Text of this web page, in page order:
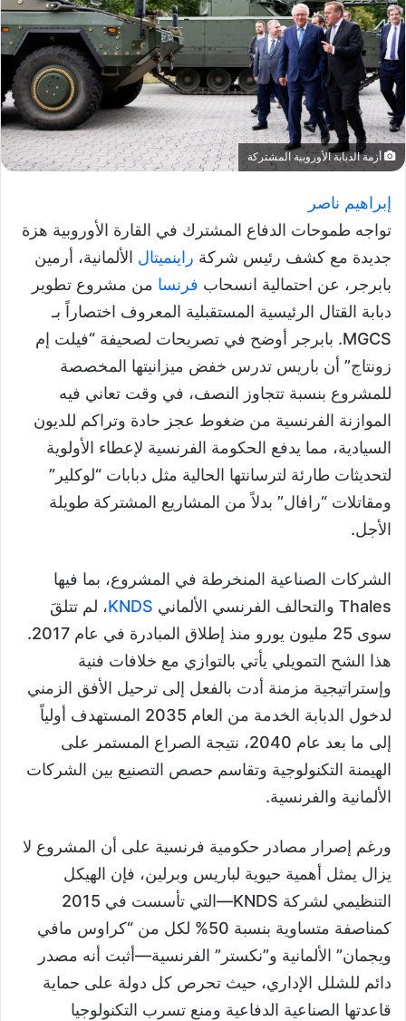
أزمة الدبابة الأوروبية المشتركة
إبراهيم ناصر
تواجه طموحات الدفاع المشترك في القارة الأوروبية هزة
جديدة مع كشف رئيس شركة راينميتال الألمانية، أرمين
بابرجر، عن احتمالية انسحاب فرنسا من مشروع تطوير
دبابة القتال الرئيسية المستقبلية المعروف اختصاراً بـ
MGCS. بابرجر أوضح في تصريحات لصحيفة “فيلت إم
زونتاج” أن باريس تدرس خفض ميزانيتها المخصصة
للمشروع بنسبة تتجاوز النصف، في وقت تعاني فيه
الموازنة الفرنسية من ضغوط عجز حادة وتراكم للديون
السيادية، مما يدفع الحكومة الفرنسية لإعطاء الأولوية
لتحديثات طارئة لترسانتها الحالية مثل دبابات “لوكلير”
ومقاتلات “رافال” بدلاً من المشاريع المشتركة طويلة
الأجل.
الشركات الصناعية المنخرطة في المشروع، بما فيها
Thales والتحالف الفرنسي الألماني
KNDS، لم تتلقَ
سوى 25 مليون يورو منذ إطلاق المبادرة في عام 2017.
هذا الشح التمويلي يأتي بالتوازي مع خلافات فنية
وإستراتيجية مزمنة أدت بالفعل إلى ترحيل الأفق الزمني
لدخول الدبابة الخدمة من العام 2035 المستهدف أولياً
إلى ما بعد عام 2040، نتيجة الصراع المستمر على
الهيمنة التكنولوجية وتقاسم حصص التصنيع بين الشركات
الألمانية والفرنسية.
ورغم إصرار مصادر حكومية فرنسية على أن المشروع لا
يزال يمثل أهمية حيوية لباريس وبرلين، فإن الهيكل
التنظيمي لشركة KNDS—التي تأسست في 2015
كمناصفة متساوية بنسبة 50% لكل من “كراوس مافي
ويجمان” الألمانية و”نكستر” الفرنسية—أثبت أنه مصدر
دائم للشلل الإداري، حيث تحرص كل دولة على حماية
قاعدتها الصناعية الدفاعية ومنع تسرب التكنولوجيا